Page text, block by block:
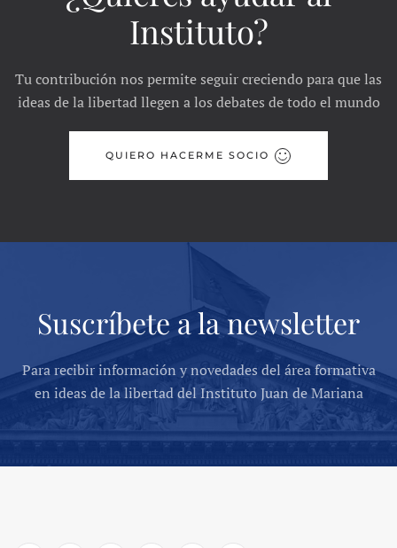
Instituto?
Tu contribución nos permite seguir creciendo para que las
ideas de la libertad llegen a los debates de todo el mundo
QUIERO HACERME SOCIO
Suscríbete a la newsletter
Para recibir información y novedades del área formativa
en ideas de la libertad del Instituto Juan de Mariana